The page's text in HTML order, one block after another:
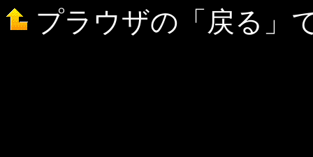
プラウザの「戻る」